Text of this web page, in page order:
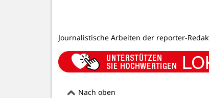
Journalistische Arbeiten der reporter-
Nach oben